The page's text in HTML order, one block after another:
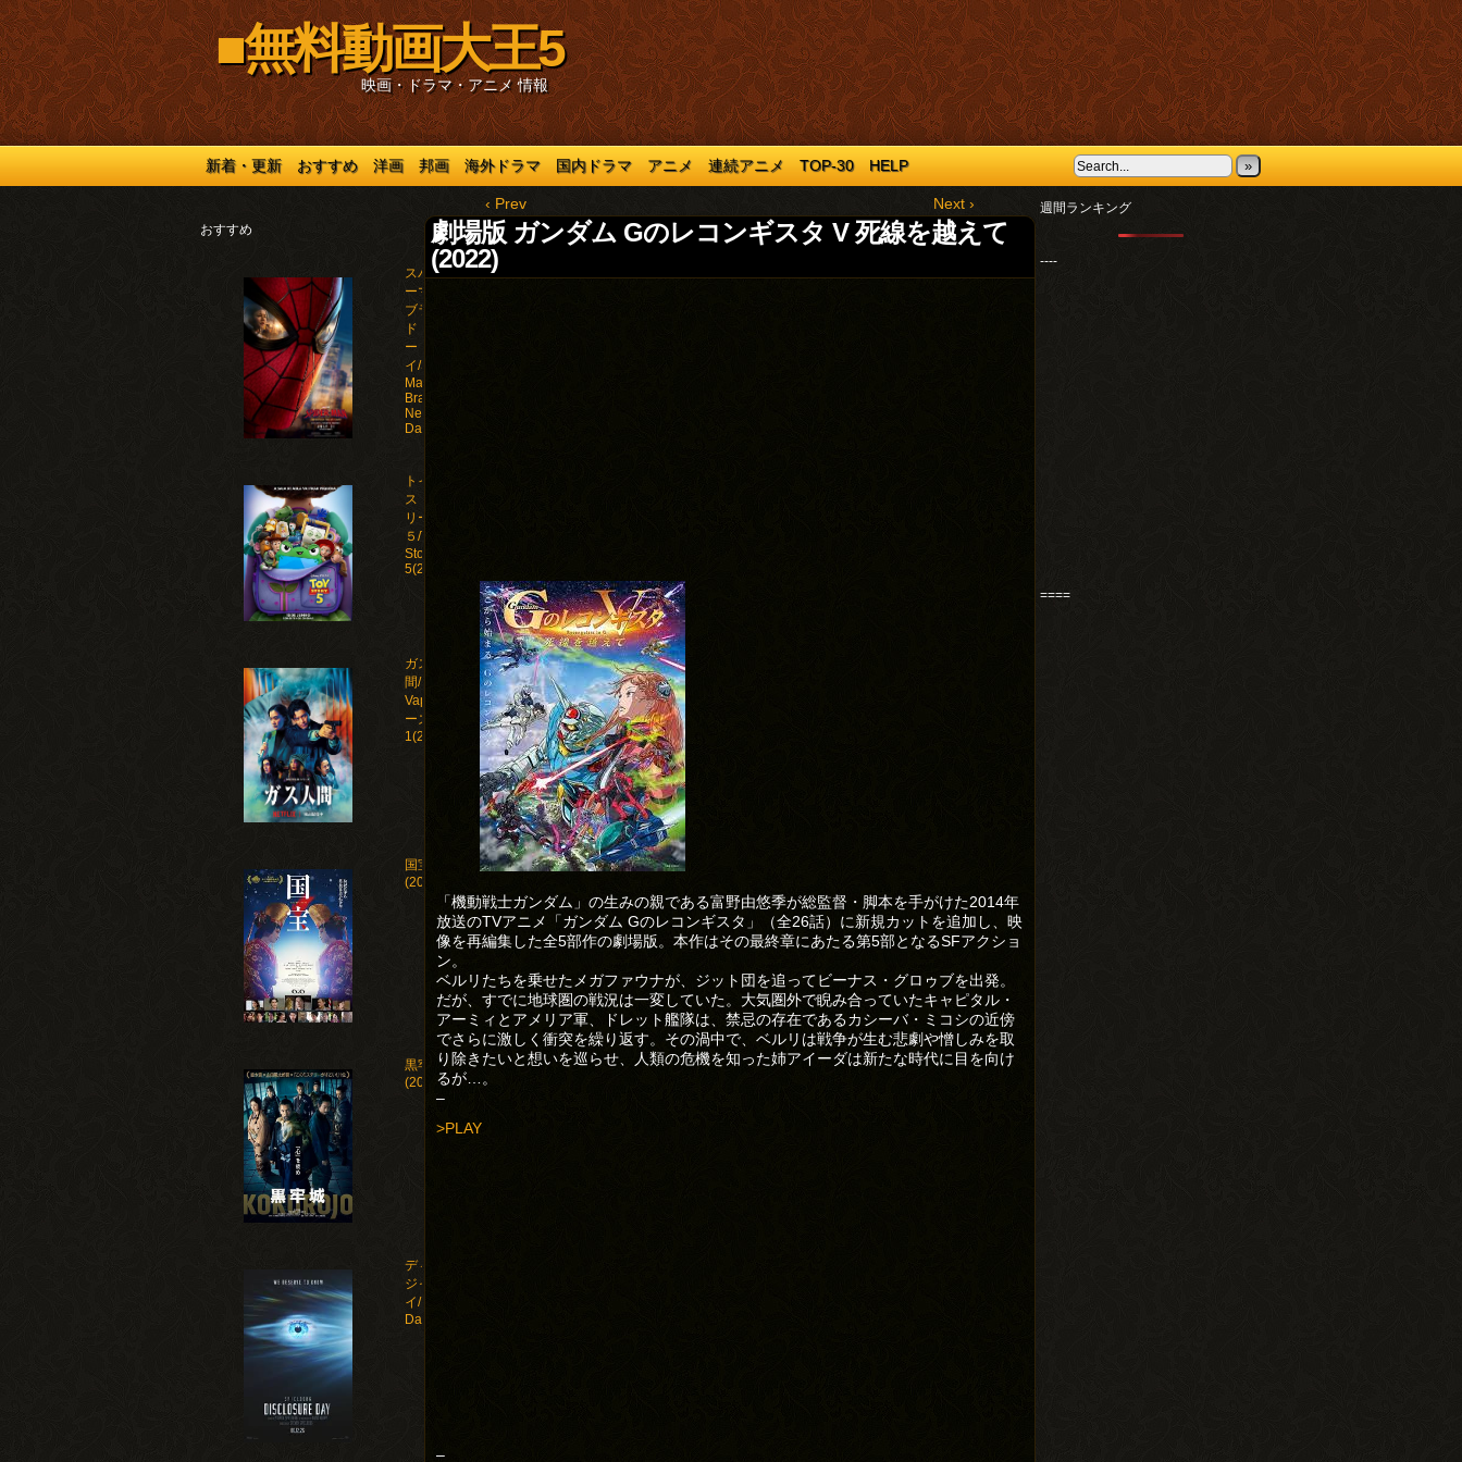
■無料動画大王5
映画・ドラマ・アニメ 情報
新着・更新 おすすめ 洋画 邦画 海外ドラマ 国内ドラマ アニメ 連続アニメ TOP-30 HELP »
おすすめ
スパイダ
ーマン：
ブラン
ド・ニュ
ー・デ
イ/Spider-
Man:
Brand
New
Day(2026)
トイ・
ストー
リー
５/Toy
Story
5(2026)
ガス人
間/Human
Vapor シ
ーズン
1(2026)
国宝
(2025)
黒牢城
(2026)
ディスクロー
ジャー・デ
イ/Disclosure
Day(2026)
‹ Prev Next ›
劇場版 ガンダム Gのレコンギスタ V 死線を越えて
(2022)
「機動戦士ガンダム」の生みの親である富野由悠季が総監督・脚本を手がけた2014年
放送のTVアニメ「ガンダム Gのレコンギスタ」（全26話）に新規カットを追加し、映
像を再編集した全5部作の劇場版。本作はその最終章にあたる第5部となるSFアクショ
ン。
ベルリたちを乗せたメガファウナが、ジット団を追ってビーナス・グロゥブを出発。
だが、すでに地球圏の戦況は一変していた。大気圏外で睨み合っていたキャピタル・
アーミィとアメリア軍、ドレット艦隊は、禁忌の存在であるカシーバ・ミコシの近傍
でさらに激しく衝突を繰り返す。その渦中で、ベルリは戦争が生む悲劇や憎しみを取
り除きたいと想いを巡らせ、人類の危機を知った姉アイーダは新たな時代に目を向け
るが…。
–
>PLAY
–
週間ランキング
----
====